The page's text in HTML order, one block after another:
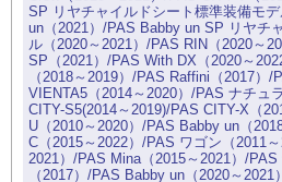
SP リヤチャイルドシート標準装備モ
un（2021）/PAS Babby un SP リヤチ
ル（2020～2021）/PAS RIN（2020～
SP（2021）/PAS With DX（2020～
（2018～2019）/PAS Raffini（2017）
VIENTA5（2014～2020）/PAS ナチュ
CITY-S5(2014～2019)/PAS CITY-X（
U（2010～2020）/PAS Babby un（
C（2015～2022）/PAS ワゴン（2011
2021）/PAS Mina（2015～2021）/
（2017）/PAS Babby un（2020～2021